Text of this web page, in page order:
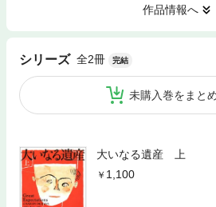
作品情報へ
シリーズ 全2冊 完結
未購入巻をまと
大いなる遺産 上
1,100